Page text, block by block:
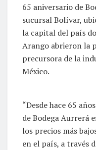
65 aniversario de
sucursal Bolívar,
la capital del país
Arango abrieron la
precursora de la
México.
“Desde hace 65
de Bodega Aurrerá
los precios más
en el país, a través